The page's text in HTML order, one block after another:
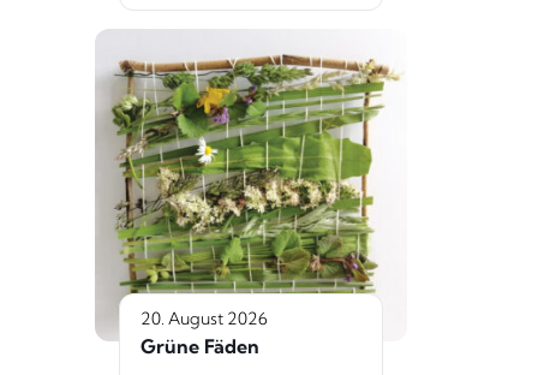
20. August 2026
Grüne Fäden